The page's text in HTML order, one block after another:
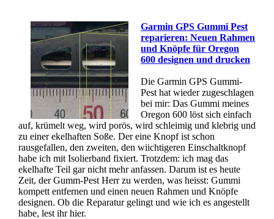
Garmin GPS Gummi Pest
reparieren: Neuen Rahmen
und Knöpfe für Oregon
600 designen und drucken
Die Garmin GPS Gummi-
Pest hat wieder zugeschlagen
bei mir: Das Gummi meines
Oregon 600 löst sich einfach
auf, krümelt weg, wird porös, wird schleimig und klebrig und
zu einer ekelhaften Soße. Der eine Knopf ist schon
rausgefallen, den zweiten, den wiichtigeren Einschaltknopf
habe ich mit Isolierband fixiert. Trotzdem: ich mag das
ekelhafte Teil gar nicht mehr anfassen. Darum ist es heute
Zeit, der Gumm-Pest Herr zu werden, was heisst: Gummi
kompett entfernen und einen neuen Rahmen und Knöpfe
designen. Ob die Reparatur gelingt und wie ich es angestellt
habe, lest ihr hier.